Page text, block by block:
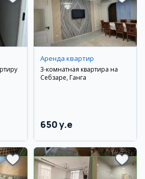
Аренда квартир
3-комнатная квартира на
Себзаре, Ганга
650 y.e